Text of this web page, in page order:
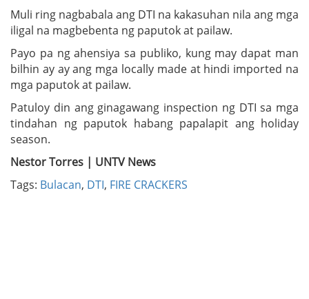
Muli ring nagbabala ang DTI na kakasuhan nila ang mga
iligal na magbebenta ng paputok at pailaw.
Payo pa ng ahensiya sa publiko, kung may dapat man
bilhin ay ay ang mga locally made at hindi imported na
mga paputok at pailaw.
Patuloy din ang ginagawang inspection ng DTI sa mga
tindahan ng paputok habang papalapit ang holiday
season.
Nestor Torres | UNTV News
Tags: Bulacan, DTI, FIRE CRACKERS